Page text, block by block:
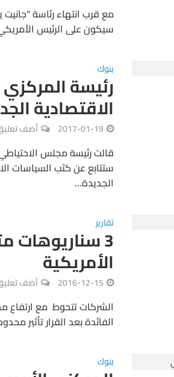
مع قرب انتهاء رئاسة “جانيت
سيكون على الرئيس
بنوك
رئيسة
الاقتصادية
2017-01-19 أضف
قالت رئيسة مجلس الاحتياطي
ستتابع عن كثب السياسات
الجديدة...
تقارير
3 سناريوهات
الأمريكية
2016-12-15 أضف
الفائدة بعد القرار تأثير
بنوك